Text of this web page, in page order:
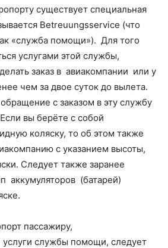
существует специальная
Betreuungsservice (что
«служба помощи»). Для того
услугами этой службы,
заказ в авиакомпании или у
чем за двое суток до вылета.
с заказом в эту службу
вы берёте с собой
коляску, то об этом также
с указанием высоты,
Следует также заранее
аккумуляторов (батарей)
пассажиру,
службы помощи, следует